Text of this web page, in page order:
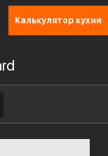
Калькулятор кухни